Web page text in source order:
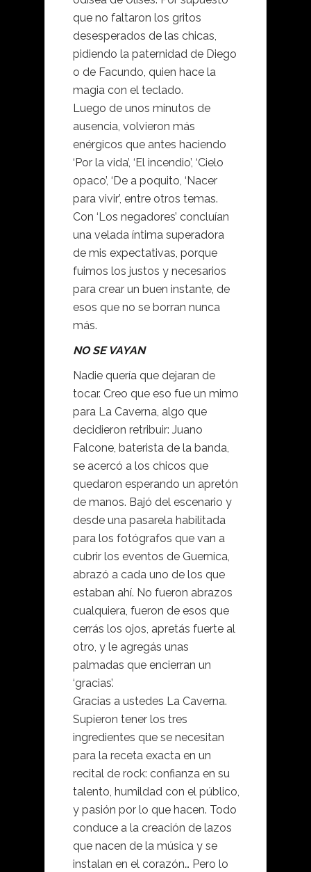
que no faltaron los gritos
desesperados de las chicas,
pidiendo la paternidad de Diego
o de Facundo, quien hace la
magia con el teclado.
Luego de unos minutos de
ausencia, volvieron más
enérgicos que antes haciendo
‘Por la vida’, ‘El incendio’, ‘Cielo
opaco’, ‘De a poquito, ‘Nacer
para vivir’, entre otros temas.
Con ‘Los negadores’ concluían
una velada íntima superadora
de mis expectativas, porque
fuimos los justos y necesarios
para crear un buen instante, de
esos que no se borran nunca
más.
NO SE VAYAN
Nadie quería que dejaran de
tocar. Creo que eso fue un mimo
para La Caverna, algo que
decidieron retribuir: Juano
Falcone, baterista de la banda,
se acercó a los chicos que
quedaron esperando un apretón
de manos. Bajó del escenario y
desde una pasarela habilitada
para los fotógrafos que van a
cubrir los eventos de Guernica,
abrazó a cada uno de los que
estaban ahí. No fueron abrazos
cualquiera, fueron de esos que
cerrás los ojos, apretás fuerte al
otro, y le agregás unas
palmadas que encierran un
‘gracias’.
Gracias a ustedes La Caverna.
Supieron tener los tres
ingredientes que se necesitan
para la receta exacta en un
recital de rock: confianza en su
talento, humildad con el público,
y pasión por lo que hacen. Todo
conduce a la creación de lazos
que nacen de la música y se
instalan en el corazón… Pero lo